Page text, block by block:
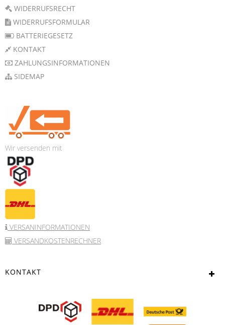
WIDERRUFSRECHT
WIDERRUFSFORMULAR
BATTERIEGESETZ
KONTAKT
ZAHLUNGSINFORMATIONEN
SIDEMAP
Wir versenden mit
VERSANINFORMATIONEN
VERSANDKOSTENRECHNER
KONTAKT